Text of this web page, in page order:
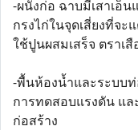
-ผนังก่อ ฉาบมีเสาเอ็
กรงไก่ในจุดเสี่ยงที่จะ
ใช้ปูนผสมเสร็จ ตราเ
-พื้นห้องน้ำและระบบ
การทดสอบแรงดัน แ
ก่อสร้าง